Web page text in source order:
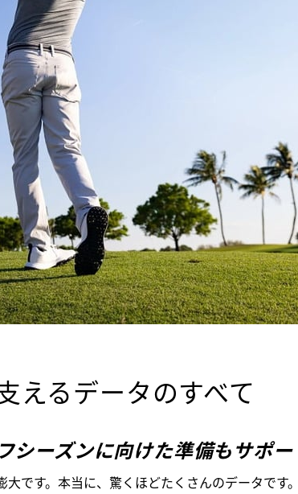
えるデータのすべて
ーズンに向けた準備もサポー
です。本当に、驚くほどたくさんのデータです